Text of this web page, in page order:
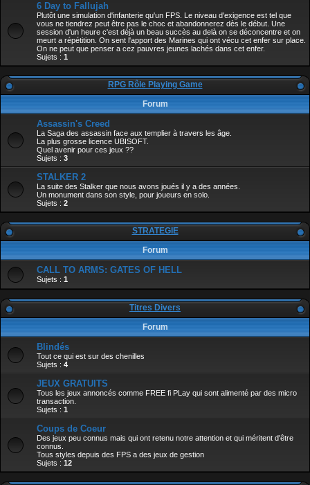
6 Day to Fallujah
Plutôt une simulation d'infanterie qu'un FPS. Le niveau d'exigence est tel que
vous ne tiendrez peut être pas le choc et abandonnerez dès le début. Une
session d'un heure c'est déjà un beau succès au delà on se déconcentre et on
meurt a répétition. On sent l'apport des Marines qui ont vécu cet enfer sur place.
On ne peut que penser a cez pauvres jeunes lachés dans cet enfer.
Sujets : 1
RPG Rôle Playing Game
Forum
Assassin's Creed
La Saga des assassin face aux templier à travers les âge.
La plus grosse licence UBISOFT.
Quel avenir pour ces jeux ??
Sujets : 3
STALKER 2
La suite des Stalker que nous avons joués il y a des années.
Un monument dans son style, pour joueurs en solo.
Sujets : 2
STRATEGIE
Forum
CALL TO ARMS: GATES OF HELL
Sujets : 1
Titres Divers
Forum
Blindés
Tout ce qui est sur des chenilles
Sujets : 4
JEUX GRATUITS
Tous les jeux annoncés comme FREE fi PLay qui sont alimenté par des micro
transaction.
Sujets : 1
Coups de Coeur
Des jeux peu connus mais qui ont retenu notre attention et qui méritent d'être
connus.
Tous styles depuis des FPS a des jeux de gestion
Sujets : 12